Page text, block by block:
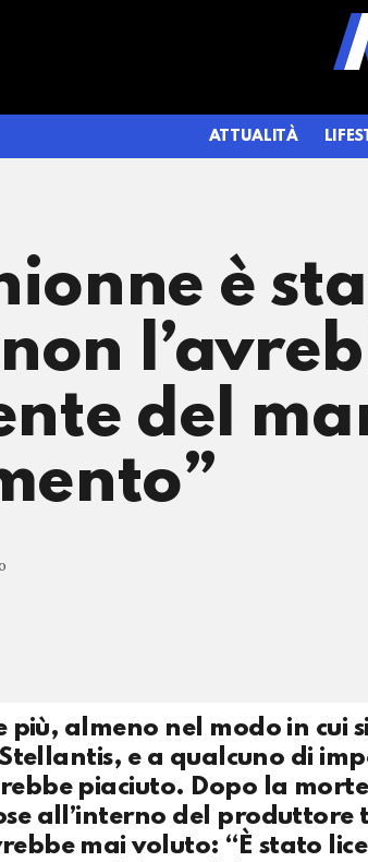
ATTUALITÀ
è
del
più, almeno nel modo in
e a qualcuno di
piaciuto. Dopo la
all’interno del produttore
mai voluto: “È stato